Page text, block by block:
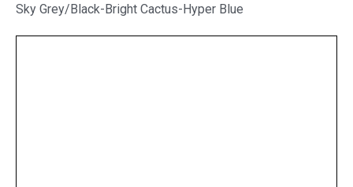
Sky Grey/Black-Bright Cactus-Hyper Blue